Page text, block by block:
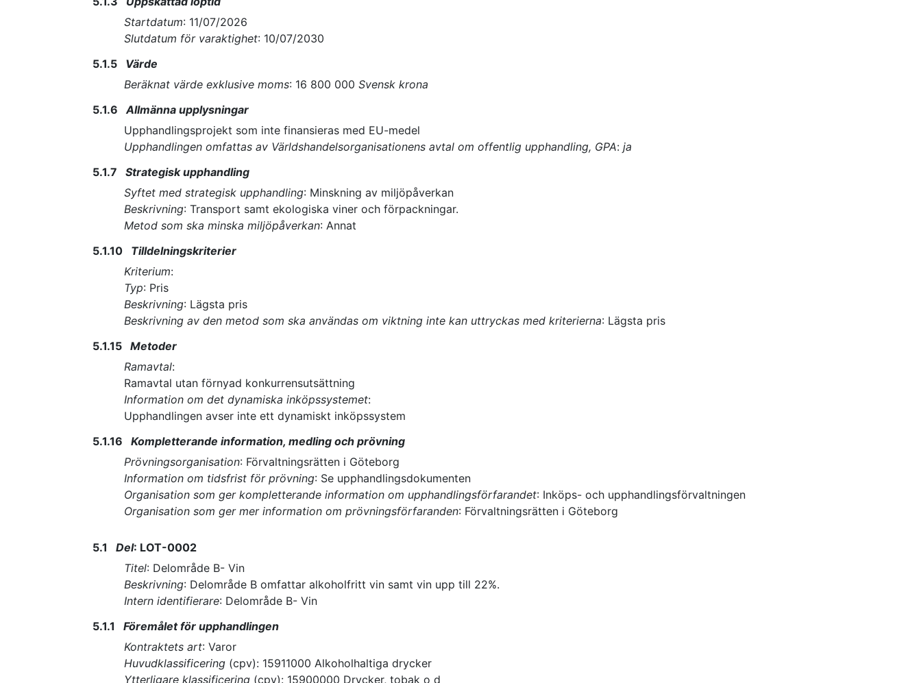
Startdatum: 11/07/2026
Slutdatum för varaktighet: 10/07/2030
5.1.5
Värde
Beräknat värde exklusive moms: 16 800 000 Svensk krona
5.1.6
Allmänna upplysningar
Upphandlingsprojekt som inte finansieras med EU-medel
Upphandlingen omfattas av Världshandelsorganisationens avtal om offentlig upphandling, GPA: ja
5.1.7
Strategisk upphandling
Syftet med strategisk upphandling: Minskning av miljöpåverkan
Beskrivning: Transport samt ekologiska viner och förpackningar.
Metod som ska minska miljöpåverkan: Annat
5.1.10
Tilldelningskriterier
Kriterium:
Typ: Pris
Beskrivning: Lägsta pris
Beskrivning av den metod som ska användas om viktning inte kan uttryckas med kriterierna: Lägsta pris
5.1.15 Metoder
Ramavtal:
Ramavtal utan förnyad konkurrensutsättning
Information om det dynamiska inköpssystemet:
Upphandlingen avser inte ett dynamiskt inköpssystem
5.1.16
Kompletterande information, medling och prövning
Prövningsorganisation: Förvaltningsrätten i Göteborg
Information om tidsfrist för prövning: Se upphandlingsdokumenten
Organisation som ger kompletterande information om upphandlingsförfarandet: Inköps- och upphandlingsförvaltningen
Organisation som ger mer information om prövningsförfaranden: Förvaltningsrätten i Göteborg
5.1 Del: LOT-0002
Titel: Delområde B- Vin
Beskrivning: Delområde B omfattar alkoholfritt vin samt vin upp till 22%.
Intern identifierare: Delområde B- Vin
5.1.1
Föremålet för upphandlingen
Kontraktets art: Varor
Huvudklassificering (cpv): 15911000 Alkoholhaltiga drycker
Ytterligare klassificering (cpv): 15900000 Drycker, tobak o d